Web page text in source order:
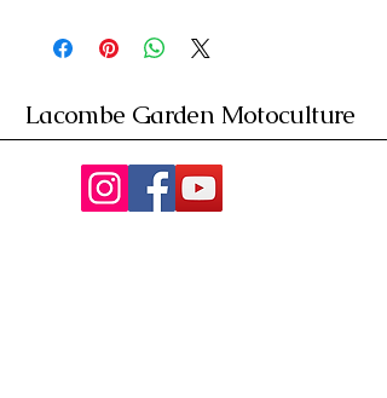
Lacombe Garden Motoculture